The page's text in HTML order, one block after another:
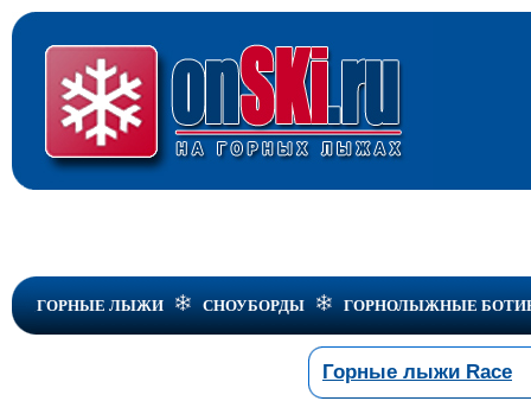
ГОРНЫЕ ЛЫЖИ СНОУБОРДЫ ГОРНОЛЫЖНЫЕ
Горные лыжи Race